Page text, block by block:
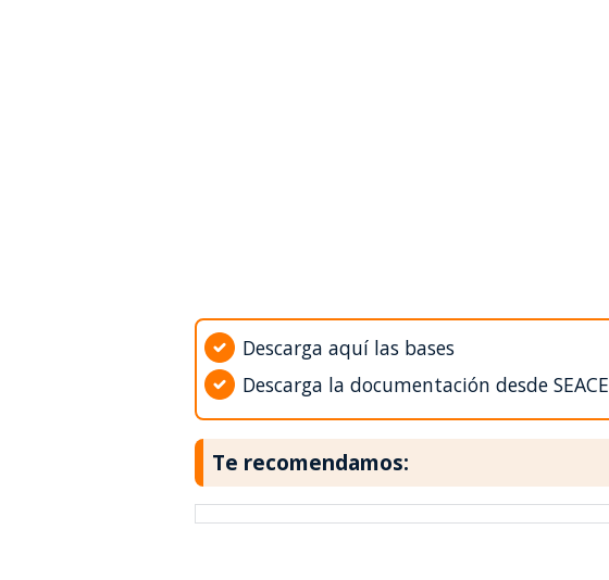
Descarga aquí las bases
Descarga la documentación desde SEACE
Te recomendamos: